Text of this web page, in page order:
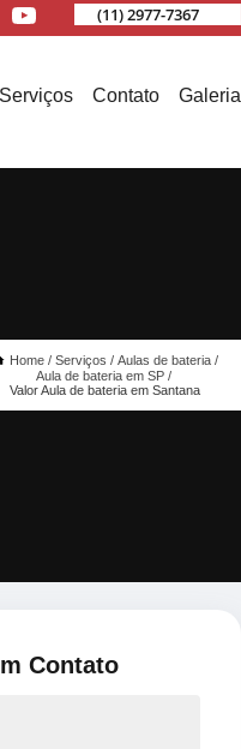
(11) 2977-7367
Serviços Contato Galeria
Home Serviços
Aulas de bateria
Aula de bateria em SP
Valor Aula de bateria em Santana
Contato